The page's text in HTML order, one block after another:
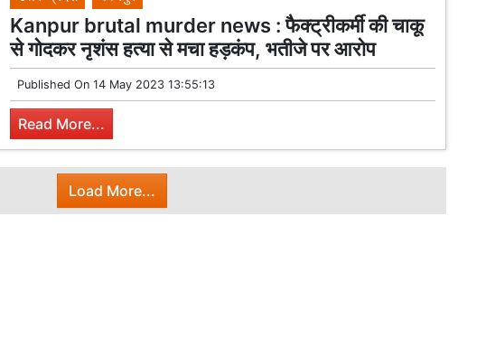
Kanpur brutal murder news : फैक्ट्रीकर्मी की चाकू
से गोदकर नृशंस हत्या से मचा हड़कंप, भतीजे पर आरोप
Published On 14 May 2023 13:55:13
Read More...
Load More...